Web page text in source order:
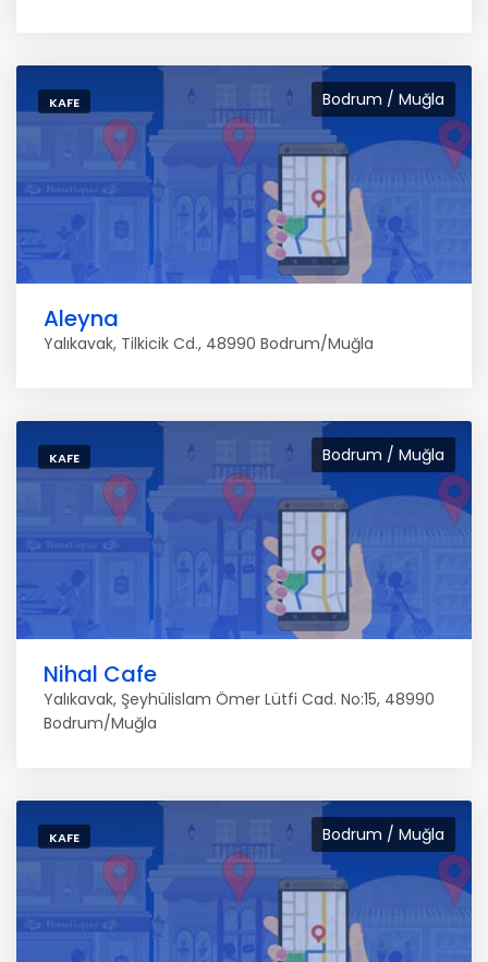
Bodrum / Muğla
KAFE
Aleyna
Yalıkavak, Tilkicik Cd., 48990 Bodrum/Muğla
Bodrum / Muğla
KAFE
Nihal Cafe
Yalıkavak, Şeyhülislam Ömer Lütfi Cad. No:15, 48990
Bodrum/Muğla
Bodrum / Muğla
KAFE